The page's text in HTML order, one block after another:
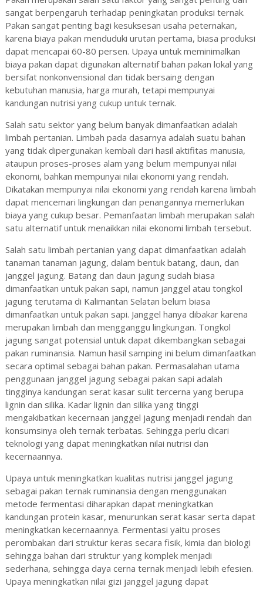
sangat berpengaruh terhadap peningkatan produksi ternak.
Pakan sangat penting bagi kesuksesan usaha peternakan,
karena biaya pakan menduduki urutan pertama, biasa produksi
dapat mencapai 60-80 persen. Upaya untuk meminimalkan
biaya pakan dapat digunakan alternatif bahan pakan lokal yang
bersifat nonkonvensional dan tidak bersaing dengan
kebutuhan manusia, harga murah, tetapi mempunyai
kandungan nutrisi yang cukup untuk ternak.
Salah satu sektor yang belum banyak dimanfaatkan adalah
limbah pertanian. Limbah pada dasarnya adalah suatu bahan
yang tidak dipergunakan kembali dari hasil aktifitas manusia,
ataupun proses-proses alam yang belum mempunyai nilai
ekonomi, bahkan mempunyai nilai ekonomi yang rendah.
Dikatakan mempunyai nilai ekonomi yang rendah karena limbah
dapat mencemari lingkungan dan penangannya memerlukan
biaya yang cukup besar. Pemanfaatan limbah merupakan salah
satu alternatif untuk menaikkan nilai ekonomi limbah tersebut.
Salah satu limbah pertanian yang dapat dimanfaatkan adalah
tanaman tanaman jagung, dalam bentuk batang, daun, dan
janggel jagung. Batang dan daun jagung sudah biasa
dimanfaatkan untuk pakan sapi, namun janggel atau tongkol
jagung terutama di Kalimantan Selatan belum biasa
dimanfaatkan untuk pakan sapi. Janggel hanya dibakar karena
merupakan limbah dan mengganggu lingkungan. Tongkol
jagung sangat potensial untuk dapat dikembangkan sebagai
pakan ruminansia. Namun hasil samping ini belum dimanfaatkan
secara optimal sebagai bahan pakan. Permasalahan utama
penggunaan janggel jagung sebagai pakan sapi adalah
tingginya kandungan serat kasar sulit tercerna yang berupa
lignin dan silika. Kadar lignin dan silika yang tinggi
mengakibatkan kecernaan janggel jagung menjadi rendah dan
konsumsinya oleh ternak terbatas. Sehingga perlu dicari
teknologi yang dapat meningkatkan nilai nutrisi dan
kecernaannya.
Upaya untuk meningkatkan kualitas nutrisi janggel jagung
sebagai pakan ternak ruminansia dengan menggunakan
metode fermentasi diharapkan dapat meningkatkan
kandungan protein kasar, menurunkan serat kasar serta dapat
meningkatkan kecernaannya. Fermentasi yaitu proses
perombakan dari struktur keras secara fisik, kimia dan biologi
sehingga bahan dari struktur yang komplek menjadi
sederhana, sehingga daya cerna ternak menjadi lebih efesien.
Upaya meningkatkan nilai gizi janggel jagung dapat